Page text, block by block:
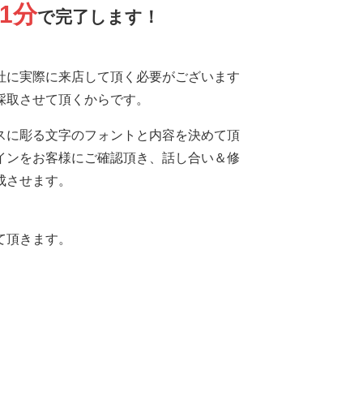
1分で完了します！
実際に来店して頂く必要がございます
させて頂くからです。
に彫る文字のフォントと内容を決めて頂
をお客様にご確認頂き、話し合い＆修
せます。
きます。